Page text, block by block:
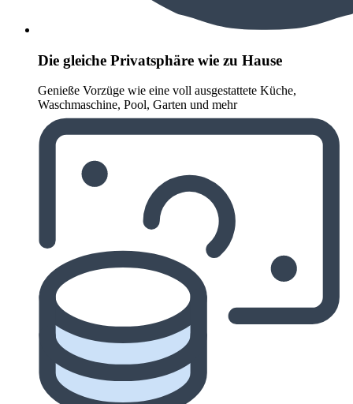
Die gleiche Privatsphäre wie zu Hause
Genieße Vorzüge wie eine voll ausgestattete Küche,
Waschmaschine, Pool, Garten und mehr